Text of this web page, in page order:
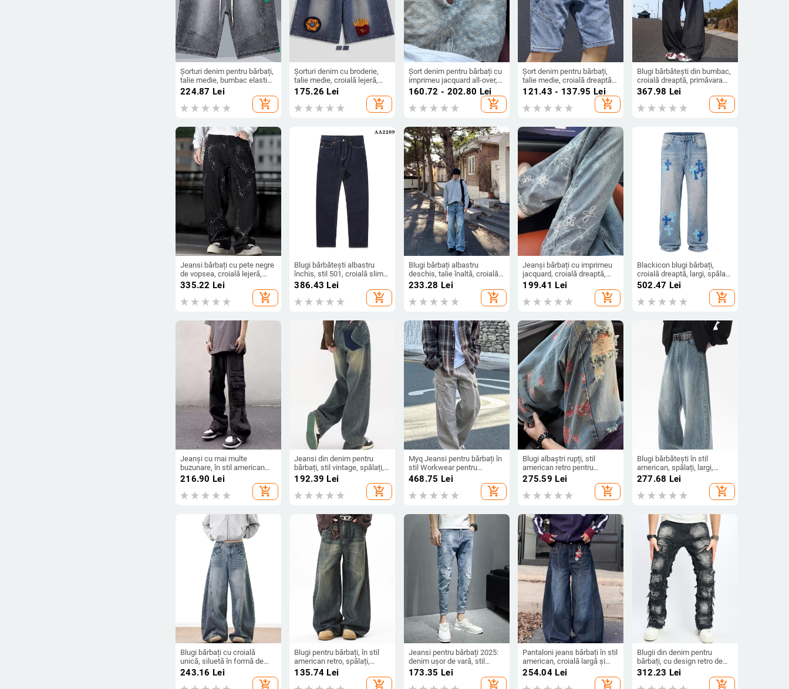
Șorturi denim pentru bărbați,
talie medie, bumbac elastic,
mai multe buzunare, finisaj
224.87 Lei
add_shopping_cart
Șorturi denim cu broderie,
talie medie, croială lejeră,
material din bumbac
175.26 Lei
add_shopping_cart
Șort denim pentru bărbați cu
imprimeu jacquard all-over,
stil retro, talie medie,
închidere cu nasturi, lungime
cinci sferturi
160.72 - 202.80 Lei
add_shopping_cart
Șort denim pentru bărbați,
talie medie, croială dreaptă,
închidere cu șnur, vară
121.43 - 137.95 Lei
add_shopping_cart
Blugi bărbătești din bumbac,
croială dreaptă, primăvara
2025, casual zilnic, mărime
367.98 Lei
add_shopping_cart
Jeansi bărbați cu pete negre
de vopsea, croială lejeră,
siluetă dreaptă și lată, denim
335.22 Lei
add_shopping_cart
Blugi bărbătești albastru
închis, stil 501, croială slim
straight, spălați, denim
386.43 Lei
add_shopping_cart
Blugi bărbați albastru
deschis, talie înaltă, croială
dreaptă, spălați, ușor evazați
la margine, croială curată
233.28 Lei
add_shopping_cart
Jeanși bărbați cu imprimeu
jacquard, croială dreaptă,
lejeră, vibe de stradă
199.41 Lei
add_shopping_cart
Blackicon blugi bărbați,
croială dreaptă, largi, spălați,
stil retro european-american
502.47 Lei
add_shopping_cart
Jeanși cu mai multe
buzunare, în stil american
street-workwear, pentru
bărbați, design uzat, croială
relaxată, pantaloni drepți
216.90 Lei
add_shopping_cart
Jeansi din denim pentru
bărbați, stil vintage, spălați,
talie înaltă, croială lejeră,
lungime până la podea, largi
192.39 Lei
add_shopping_cart
Myq Jeansi pentru bărbați în
stil Workwear pentru
toamnă, croială lejeră,
dreaptă, cu wide leg, stil
korean casual
468.75 Lei
add_shopping_cart
Blugi albaștri rupți, stil
american retro pentru
bărbați, croială dreaptă
275.59 Lei
add_shopping_cart
Blugi bărbătești în stil
american, spălați, largi,
croială dreaptă, denim din
277.68 Lei
add_shopping_cart
Blugi bărbați cu croială
unică, siluetă în formă de
scimitar, denim american
vintage distressed, croi lejer,
243.16 Lei
add_shopping_cart
Blugi pentru bărbați, în stil
american retro, spălați,
design unic, stil stradal,
croială lejeră, drepti și largi,
135.74 Lei
add_shopping_cart
Jeansi pentru bărbați 2025:
denim ușor de vară, stil
coreean, croială slim-
tapered, albastru deschis,
173.35 Lei
add_shopping_cart
Pantaloni jeans bărbați în stil
american, croială largă și
tăiere inspirată de sabie,
design retro street pentru
254.04 Lei
add_shopping_cart
Blugii din denim pentru
bărbați, cu design retro de
mustăți de pisică, croială
dreaptă, streetwear casual
312.23 Lei
add_shopping_cart